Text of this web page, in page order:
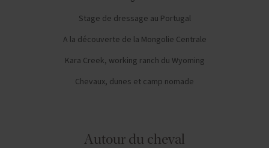
Stage de dressage au Portugal
A la découverte de la Mongolie Centrale
Kara Creek, working ranch du Wyoming
Chevaux, dunes et camp nomade
Autour du cheval